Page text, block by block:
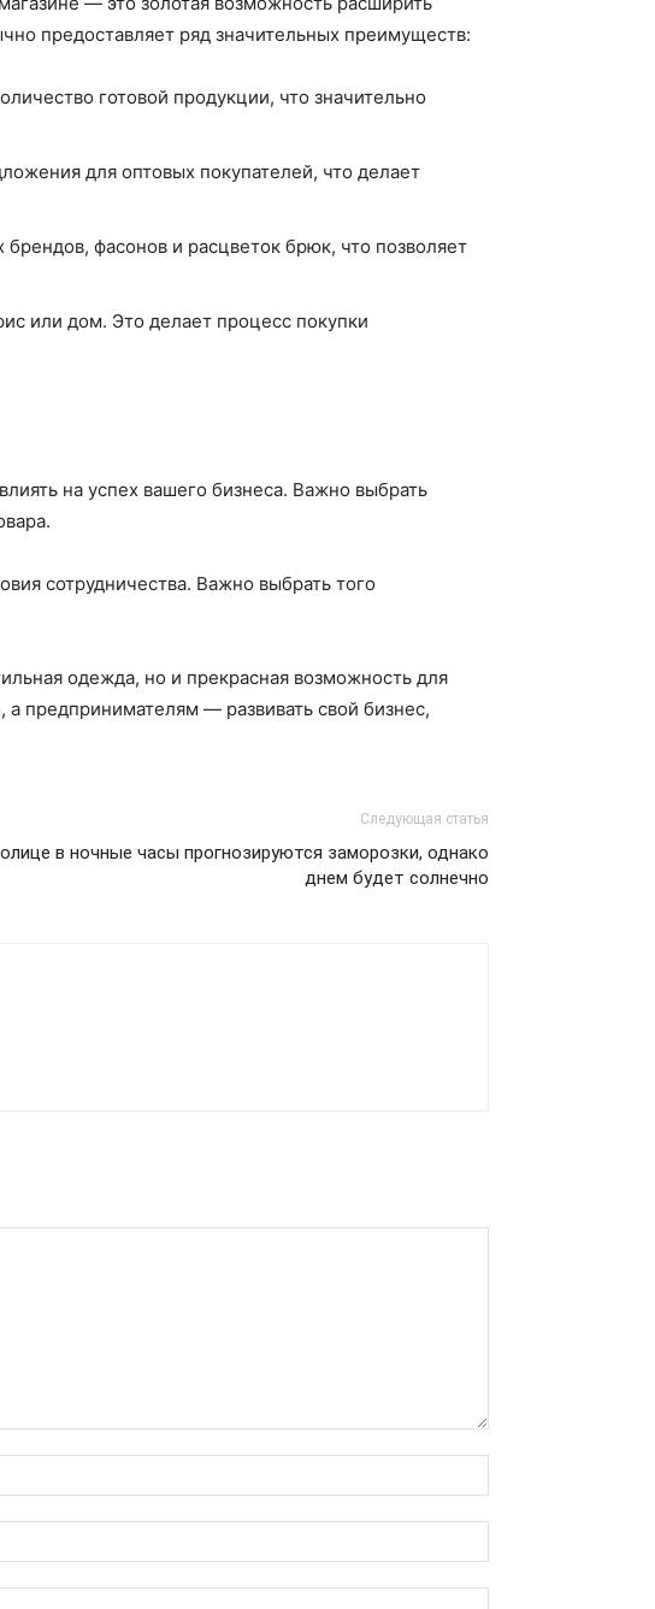
предоставляет ряд значительных преимуществ:
готовой продукции, что значительно
для оптовых покупателей, что делает
фасонов и расцветок брюк, что позволяет
или дом. Это делает процесс покупки
на успех вашего бизнеса. Важно выбрать
сотрудничества. Важно выбрать того
одежда, но и прекрасная возможность для
предпринимателям — развивать свой бизнес,
Следующая статья
в ночные часы прогнозируются заморозки, однако
днем будет солнечно